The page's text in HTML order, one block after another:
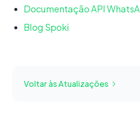
Documentação API
Blog Spoki
Voltar às Atualizações